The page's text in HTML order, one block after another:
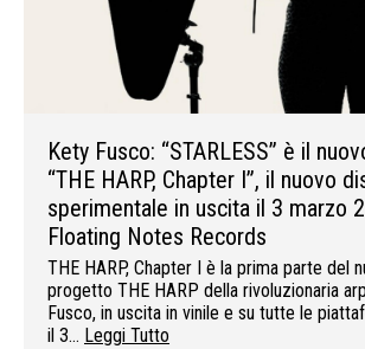
Kety Fusco: “STARLESS” è il
“THE HARP, Chapter I”, il nuovo
sperimentale in uscita il 3 marzo
Floating Notes Records
THE HARP, Chapter I è la prima parte del
progetto THE HARP della rivoluzionaria
Fusco, in uscita in vinile e su tutte le
il 3… Leggi Tutto